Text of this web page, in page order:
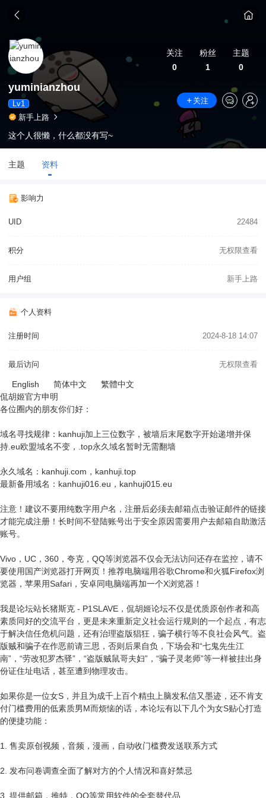
关注
0
粉丝
1
主题
0
yuminianzhou
Lv1
关注
新手上路
这个人很懒，什么都没有写~
主题 资料
影响力
UID 22484
积分 无权限查看
用户组 新手上路
个人资料
注册时间 2024-8-18 14:07
最后访问 无权限查看
English 简体中文
繁體中文
侃胡姬官方申明
各位圈内的朋友你们好：
域名寻找规律：kanhuji加上三位数字，被墙后末尾数字开始递增并保
持.eu欧盟域名不变，.top永久域名暂时无需翻墙
永久域名：kanhuji.com，kanhuji.top
最新备用域名：kanhuji016.eu，kanhuji015.eu
注意！建议不要用纯数字用户名，注册后必须去邮箱点击验证邮件的链接
才能完成注册！长时间不登陆账号出于安全原因需要用户去邮箱自助激活
账号。
Vivo，UC，360，夸克，QQ等浏览器不仅会无法访问还存在监控，请不
要使用国产浏览器打开网页！推荐电脑端用谷歌Chrome和火狐Firefox浏
览器，苹果用Safari，安卓同电脑端再加一个X浏览器！
我是论坛站长猪斯克 - P1SLAVE，侃胡姬论坛不仅是优质原创作者和高
素质同好的交流平台，更是未来重新定义社会运行规则的一个起点，有志
于解决信任危机问题，还有治理盗版猖狂，骗子横行等不良社会风气。盗
版贼和骗子在作恶前请三思，否则后果自负，下场会和“七鬼先生江
南”，“劳改犯罗杰驿”，“盗版贼鼠哥夫妇”，“骗子灵老师”等一样被挂出身
份证住址电话，甚至遭到物理攻击。
如果你是一位女S，并且为成千上百个精虫上脑发私信又墨迹，还不肯支
付门槛费用的低素质男M而烦恼的话，本论坛有以下几个为女S贴心打造
的便捷功能：
1. 售卖原创视频，音频，漫画，自动收门槛费发送联系方式
2. 发布问卷调查全面了解对方的个人情况和喜好禁忌
3. 提供邮箱，推特，QQ等常用软件的全套替代品